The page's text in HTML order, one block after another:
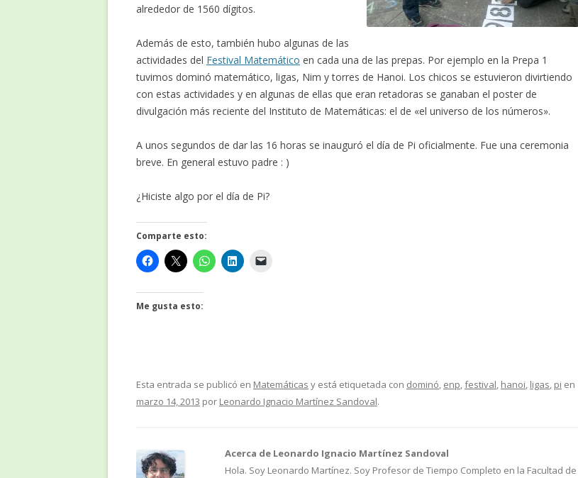
alrededor de 1560 dígitos.
Además de esto, también hubo algunas de las
actividades del Festival Matemático en cada una de las prepas. Por ejemplo en la Prepa 1
tuvimos dominó matemático, ligas, Nim y torres de Hanoi. Los chicos se estuvieron divirtiendo
con estas actividades y en algunas de ellas que eran retadoras se ganaban el poster de
divulgación más reciente del Instituto de Matemáticas: el de «el universo de los números».
A unos segundos de dar las 16 horas se inauguró el día de Pi oficialmente. Fue una ceremonia
breve. En general estuvo padre : )
¿Hiciste algo por el día de Pi?
Comparte esto:
Me gusta esto:
Esta entrada se publicó en Matemáticas y está etiquetada con dominó, enp,festival, hanoi, ligas, pi en
marzo 14, 2013 por Leonardo Ignacio Martínez Sandoval.
Acerca de Leonardo Ignacio Martínez Sandoval
Hola. Soy Leonardo Martínez. Soy Profesor de Tiempo Completo en la Facultad de